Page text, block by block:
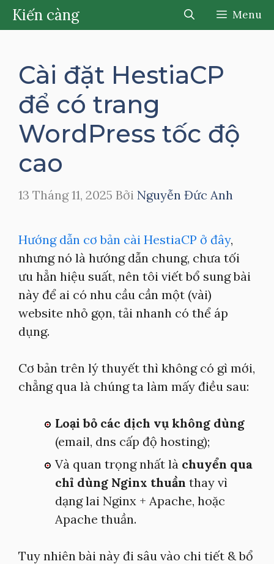
Chuyển
đến
dung
Kiến càng Menu
Cài đặt HestiaCP
để có trang
WordPress tốc độ
cao
13 Tháng 11, 2025 Bởi Nguyễn Đức Anh
Hướng dẫn cơ bản cài HestiaCP ở đây,
nhưng nó là hướng dẫn chung, chưa tối
ưu hẳn hiệu suất, nên tôi viết bổ sung bài
này để ai có nhu cầu cần một (vài)
website nhỏ gọn, tải nhanh có thể áp
dụng.
Cơ bản trên lý thuyết thì không có gì mới,
chẳng qua là chúng ta làm mấy điều sau:
Loại bỏ các dịch vụ không dùng
(email, dns cấp độ hosting);
Và quan trọng nhất là chuyển qua
chỉ dùng Nginx thuần thay vì
dạng lai Nginx + Apache, hoặc
Apache thuần.
Tuy nhiên bài này đi sâu vào chi tiết & bổ